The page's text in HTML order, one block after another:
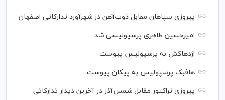
پیروزی سپاهان مقابل ذوب‌آهن در شهرآورد تدارکاتی اصفهان
امیرحسین طاهری پرسپولیسی شد
اژدهاکش به پرسپولیس پیوست
هافبک پرسپولیس به پیکان پیوست
پیروزی تراکتور مقابل شمس‌آذر در آخرین دیدار تدارکاتی